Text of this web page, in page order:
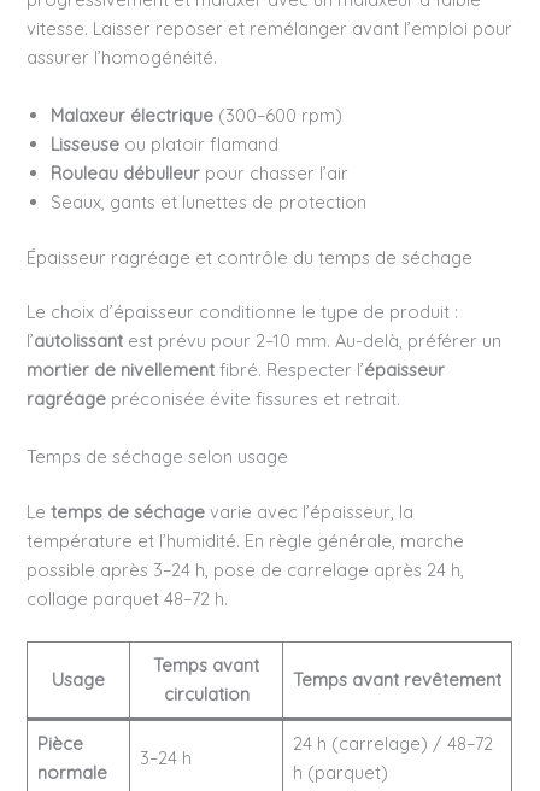
vitesse. Laisser reposer et remélanger avant l’emploi pour
assurer l’homogénéité.
Malaxeur électrique (300–600 rpm)
Lisseuse ou platoir flamand
Rouleau débulleur pour chasser l’air
Seaux, gants et lunettes de protection
Épaisseur ragréage et contrôle du temps de séchage
Le choix d’épaisseur conditionne le type de produit :
l’autolissant est prévu pour 2–10 mm. Au-delà, préférer un
mortier de nivellement fibré. Respecter l’épaisseur
ragréage préconisée évite fissures et retrait.
Temps de séchage selon usage
Letemps de séchage varie avec l’épaisseur, la
température et l’humidité. En règle générale, marche
possible après 3–24 h, pose de carrelage après 24 h,
collage parquet 48–72 h.
Usage
Temps avant
circulation
Temps avant revêtement
Pièce
normale
3–24 h
24 h (carrelage) / 48–72
h (parquet)